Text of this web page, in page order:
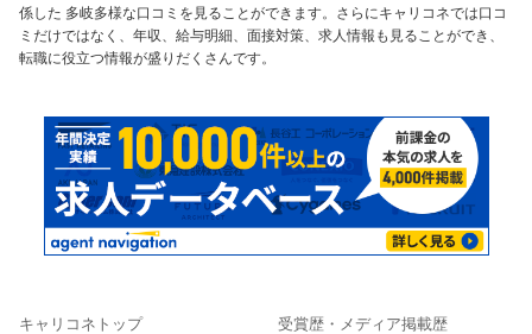
係した 多岐多様な口コミを見ることができます。さらにキャリコネでは口コ
ミだけではなく、年収、給与明細、面接対策、求人情報も見ることができ、
転職に役立つ情報が盛りだくさんです。
キャリコネトップ 受賞歴・メディア掲載歴